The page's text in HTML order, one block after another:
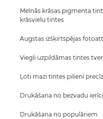
Melnās krāsas pigmenta
krāsvielu tintes
Augstas izšķirtspējas
Viegli uzpildāmas tintes
Ļoti mazi tintes pilieni
Drukāšana no bezvadu
Drukāšana no populāriem